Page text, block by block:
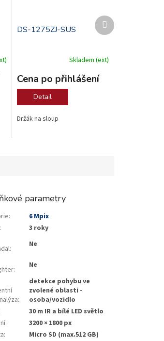
DS-1275ZJ-SUS
Skladem (ext)
Cena po přihlášení
Detail
Držák na sloup
Další
produkt
parametry
:
6 Mpix
:
3 roky
:
Ne
:
Ne
:
detekce pohybu ve
zvolené oblasti -
osoba/vozidlo
30 m IR a bílé LED světlo
:
3200 × 1800 px
:
Micro SD (max.512 GB)